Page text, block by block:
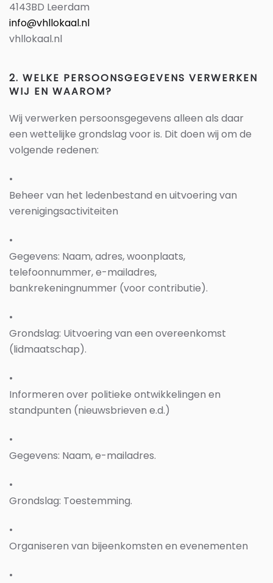
4143BD Leerdam
info@vhllokaal.nl
vhllokaal.nl
2. WELKE PERSOONSGEGEVENS VERWERKEN
WIJ EN WAAROM?
Wij verwerken persoonsgegevens alleen als daar
een wettelijke grondslag voor is. Dit doen wij om de
volgende redenen:
•
Beheer van het ledenbestand en uitvoering van
verenigingsactiviteiten
•
Gegevens: Naam, adres, woonplaats,
telefoonnummer, e-mailadres,
bankrekeningnummer (voor contributie).
•
Grondslag: Uitvoering van een overeenkomst
(lidmaatschap).
•
Informeren over politieke ontwikkelingen en
standpunten (nieuwsbrieven e.d.)
•
Gegevens: Naam, e-mailadres.
•
Grondslag: Toestemming.
•
Organiseren van bijeenkomsten en evenementen
•